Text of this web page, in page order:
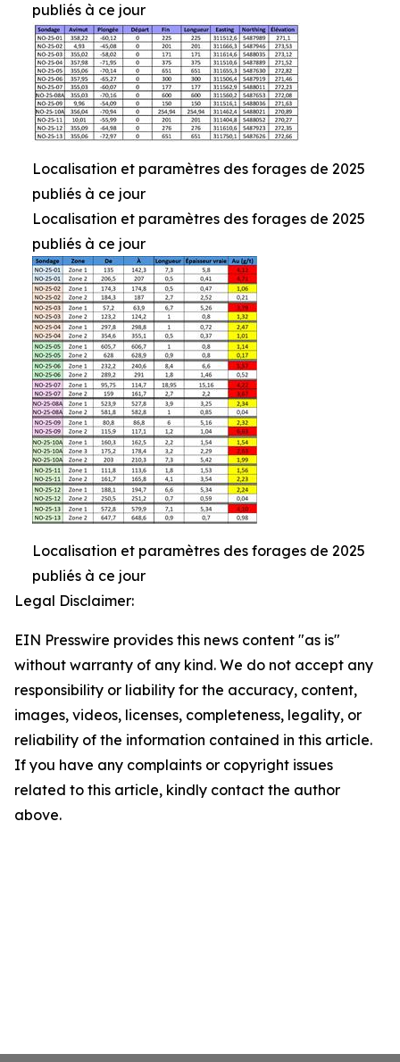
publiés à ce jour
Localisation et paramètres des forages de 2025
publiés à ce jour
Localisation et paramètres des forages de 2025
publiés à ce jour
Localisation et paramètres des forages de 2025
publiés à ce jour
Legal Disclaimer:
EIN Presswire provides this news content "as is"
without warranty of any kind. We do not accept any
responsibility or liability for the accuracy, content,
images, videos, licenses, completeness, legality, or
reliability of the information contained in this article.
If you have any complaints or copyright issues
related to this article, kindly contact the author
above.